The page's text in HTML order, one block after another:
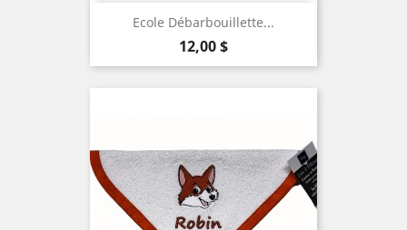
Ecole Débarbouillette...
Prix
12,00 $